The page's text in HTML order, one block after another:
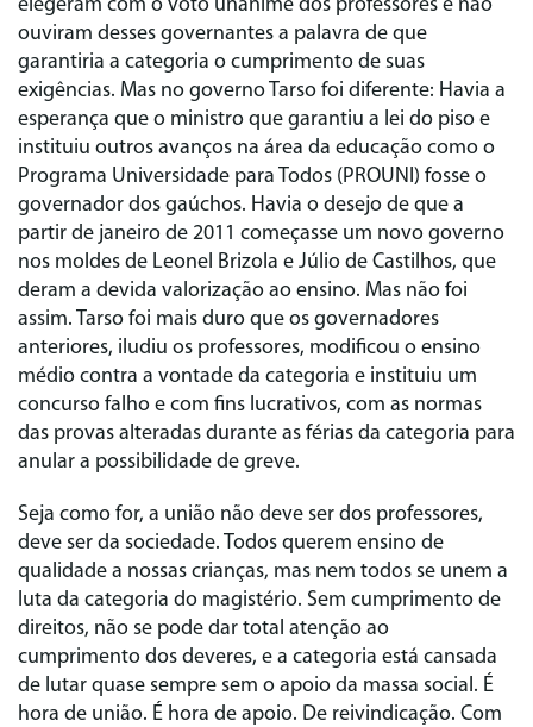
elegeram com o voto unânime dos professores e não
ouviram desses governantes a palavra de que
garantiria a categoria o cumprimento de suas
exigências. Mas no governo Tarso foi diferente: Havia a
esperança que o ministro que garantiu a lei do piso e
instituiu outros avanços na área da educação como o
Programa Universidade para Todos (PROUNI) fosse o
governador dos gaúchos. Havia o desejo de que a
partir de janeiro de 2011 começasse um novo governo
nos moldes de Leonel Brizola e Júlio de Castilhos, que
deram a devida valorização ao ensino. Mas não foi
assim. Tarso foi mais duro que os governadores
anteriores, iludiu os professores, modificou o ensino
médio contra a vontade da categoria e instituiu um
concurso falho e com fins lucrativos, com as normas
das provas alteradas durante as férias da categoria para
anular a possibilidade de greve.
Seja como for, a união não deve ser dos professores,
deve ser da sociedade. Todos querem ensino de
qualidade a nossas crianças, mas nem todos se unem a
luta da categoria do magistério. Sem cumprimento de
direitos, não se pode dar total atenção ao
cumprimento dos deveres, e a categoria está cansada
de lutar quase sempre sem o apoio da massa social. É
hora de união. É hora de apoio. De reivindicação. Com